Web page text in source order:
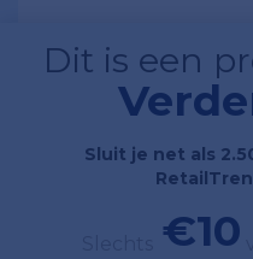
Dit is een
Sluit je net als
€10